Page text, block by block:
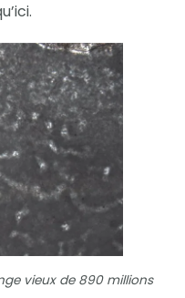
vieux de 890 millions